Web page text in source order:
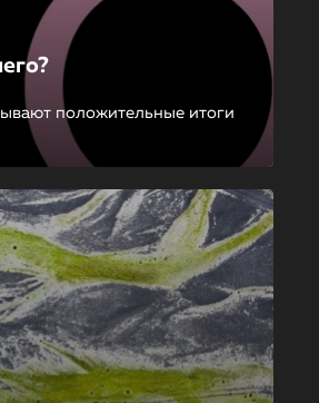
положительные итоги